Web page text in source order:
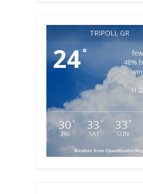
TRIPOLI, GR
24°
48%
H
30 °
FRI
33 °
SAT
33 °
SUN
Weather from